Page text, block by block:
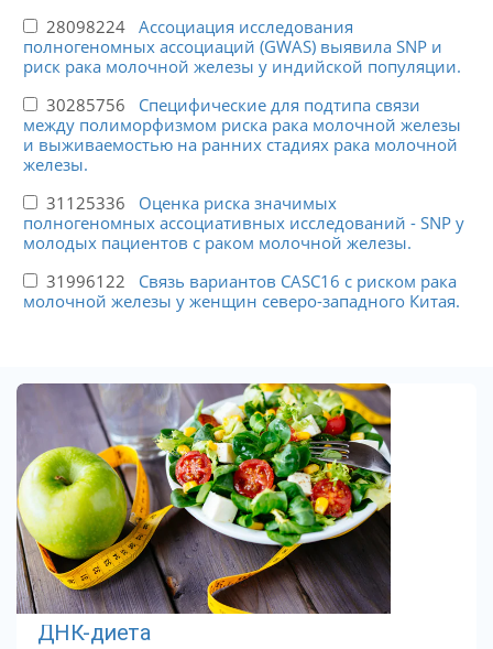
28098224 Ассоциация исследования
полногеномных ассоциаций (GWAS) выявила SNP и
риск рака молочной железы у индийской популяции.
30285756 Специфические для подтипа связи
между полиморфизмом риска рака молочной железы
и выживаемостью на ранних стадиях рака молочной
железы.
31125336 Оценка риска значимых
полногеномных ассоциативных исследований - SNP у
молодых пациентов с раком молочной железы.
31996122 Связь вариантов CASC16 с риском рака
молочной железы у женщин северо-западного Китая.
ДНК-диета